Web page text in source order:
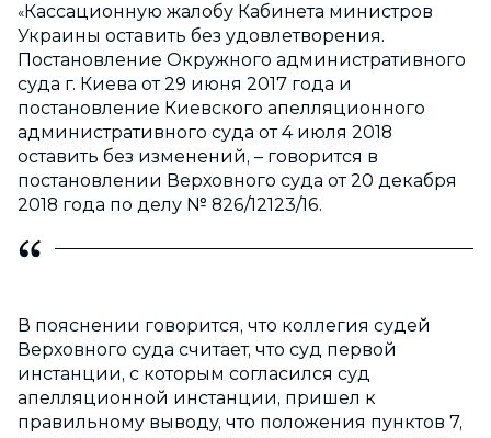
«Кассационную жалобу Кабинета министров
Украины оставить без удовлетворения.
Постановление Окружного административного
суда г. Киева от 29 июня 2017 года и
постановление Киевского апелляционного
административного суда от 4 июля 2018
оставить без изменений, – говорится в
постановлении Верховного суда от 20 декабря
2018 года по делу № 826/12123/16.
В пояснении говорится, что коллегия судей
Верховного суда считает, что суд первой
инстанции, с которым согласился суд
апелляционной инстанции, пришел к
правильному выводу, что положения пунктов 7,